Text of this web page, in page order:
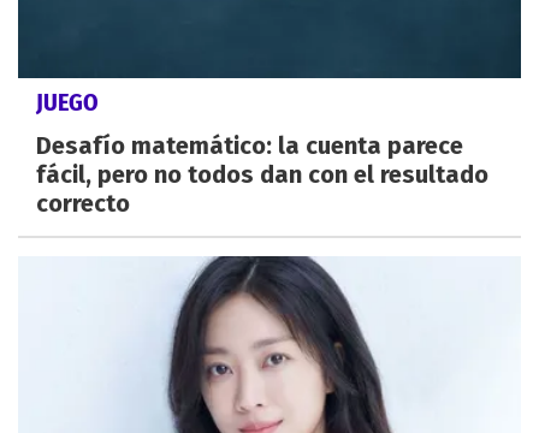
JUEGO
Desafío matemático: la cuenta parece
fácil, pero no todos dan con el resultado
correcto